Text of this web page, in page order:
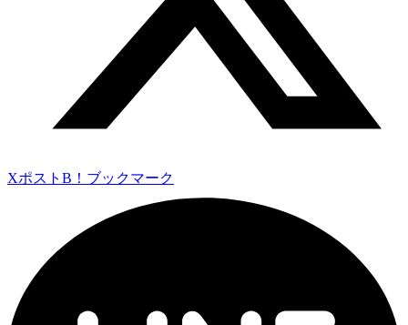
Xポスト B！ブックマーク